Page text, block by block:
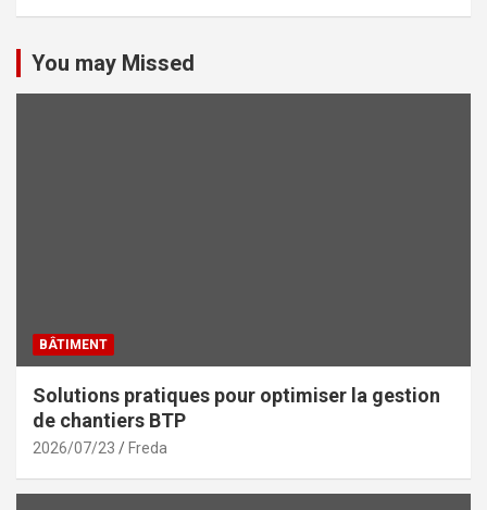
You may Missed
BÂTIMENT
Solutions pratiques pour optimiser la gestion
de chantiers BTP
2026/07/23 Freda